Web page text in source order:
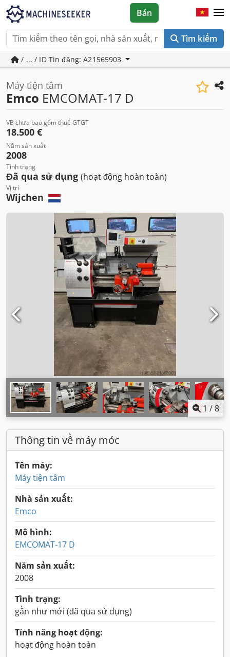
Tìm kiếm
Bán
/ ... / ID Tin đăng: A21565903
Máy tiện tâm
Emco EMCOMAT-17 D
VB chưa bao gồm thuế GTGT
18.500 €
Năm sản xuất
2008
Tình trạng
Đã qua sử dụng (hoạt động hoàn toàn)
Vị trí
Wijchen
1 /8
Thông tin về máy móc
Tên máy:
Máy tiện tâm
Nhà sản xuất:
Emco
Mô hình:
EMCOMAT-17 D
Năm sản xuất:
2008
Tình trạng:
gần như mới (đã qua sử dụng)
Tính năng hoạt động:
hoạt động hoàn toàn